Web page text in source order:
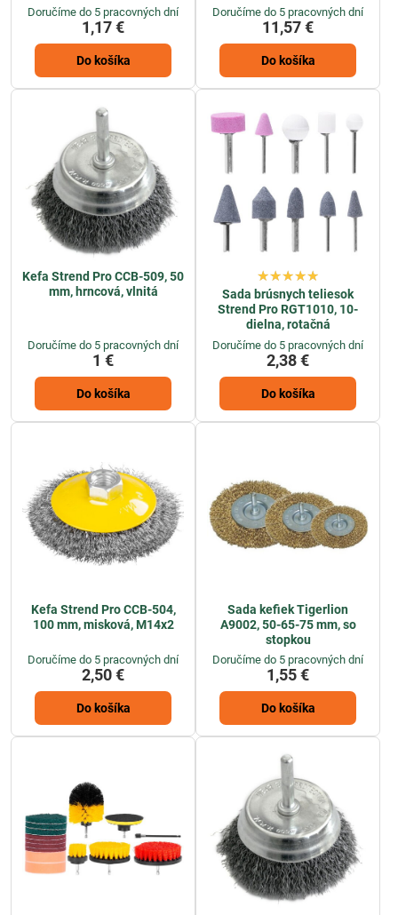
Doručíme do 5 pracovných dní
1,17 €
Do košíka
Doručíme do 5 pracovných dní
11,57 €
Do košíka
Kefa Strend Pro CCB-509, 50
mm, hrncová, vlnitá
Doručíme do 5 pracovných dní
1 €
Do košíka
Sada brúsnych teliesok
Strend Pro RGT1010, 10-
dielna, rotačná
Doručíme do 5 pracovných dní
2,38 €
Do košíka
Kefa Strend Pro CCB-504,
100 mm, misková, M14x2
Doručíme do 5 pracovných dní
2,50 €
Do košíka
Sada kefiek Tigerlion
A9002, 50-65-75 mm, so
stopkou
Doručíme do 5 pracovných dní
1,55 €
Do košíka